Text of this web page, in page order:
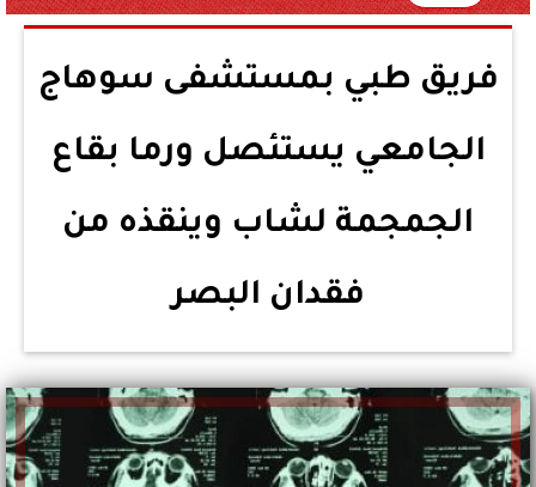
فريق طبي بمستشفى سوهاج
الجامعي يستئصل ورما بقاع
الجمجمة لشاب وينقذه من
فقدان البصر